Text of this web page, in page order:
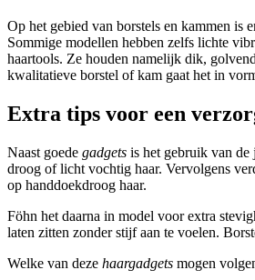
Op het gebied van borstels en kammen is
Sommige modellen hebben zelfs lichte
haartools. Ze houden namelijk dik,
kwalitatieve borstel of kam gaat het in
Extra tips voor een
Naast goede gadgets is het gebruik van de
droog of licht vochtig haar. Vervolgens
op handdoekdroog haar.
Föhn het daarna in model voor extra
laten zitten zonder stijf aan te voelen.
Welke van deze haargadgets mogen